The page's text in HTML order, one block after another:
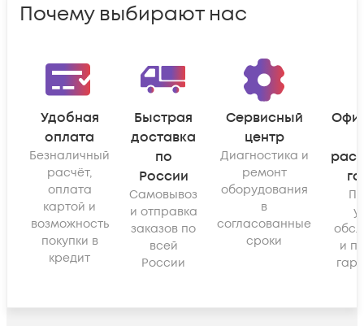
Почему выбирают нас
Удобная
оплата
Безналичный
расчёт,
оплата
картой и
возможность
покупки в
кредит
Быстрая
доставка
по
России
Самовывоз
и отправка
заказов по
всей
России
Сервисный
центр
Диагностика и
ремонт
оборудования
в
согласованные
сроки
и